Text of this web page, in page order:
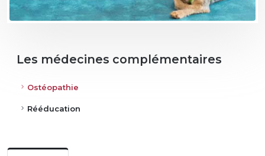
Les médecines complémentaires
Ostéopathie
Rééducation